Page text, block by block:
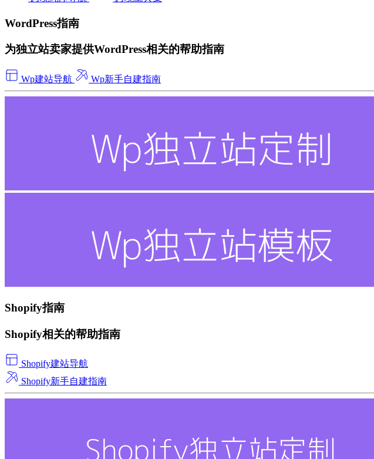
WordPress指南
为独立站卖家提供WordPress相关的帮助指南
Wp建站导航 Wp新手自建指南
Shopify指南
Shopify相关的帮助指南
Shopify建站导航
Shopify新手自建指南